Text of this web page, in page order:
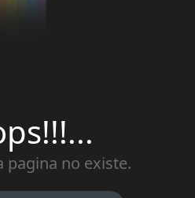
pagina no existe.